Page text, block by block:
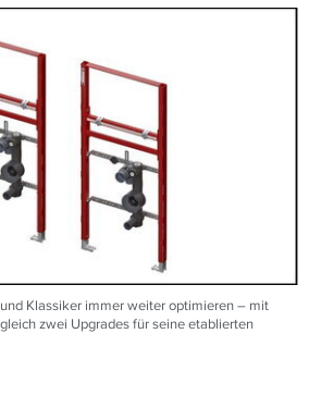
Klassiker immer weiter optimieren – mit
zwei Upgrades für seine etablierten